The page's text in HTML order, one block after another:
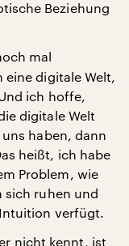
Beziehung
mal
eine digitale Welt,
ich hoffe,
digitale Welt
haben, dann
heißt, ich habe
Problem, wie
sich ruhen und
verfügt.
nicht kennt, ist